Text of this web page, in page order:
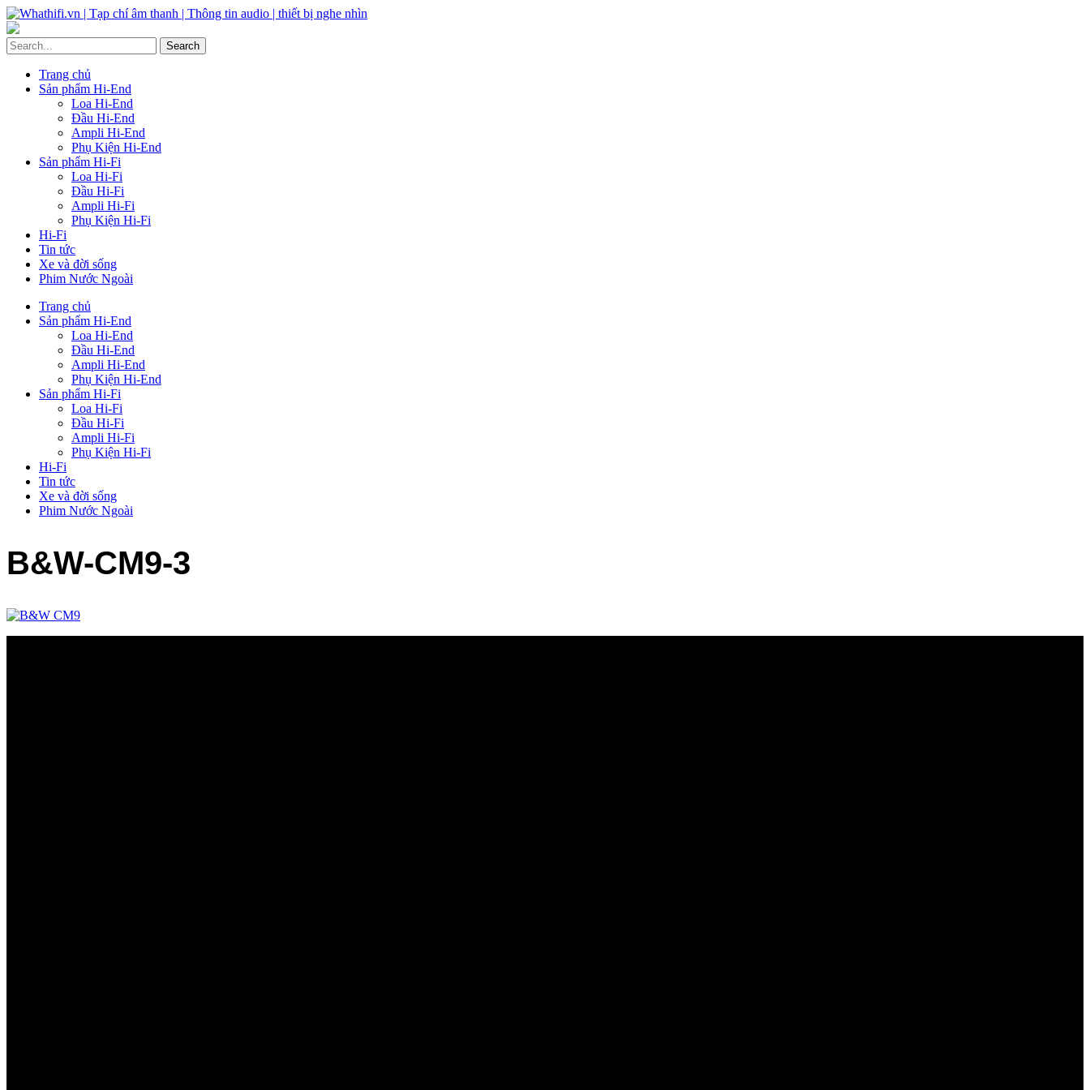
Trang chủ
Sản phẩm Hi-End
Loa Hi-End
Đầu Hi-End
Ampli Hi-End
Phụ Kiện Hi-End
Sản phẩm Hi-Fi
Loa Hi-Fi
Đầu Hi-Fi
Ampli Hi-Fi
Phụ Kiện Hi-Fi
Hi-Fi
Tin tức
Xe và đời sống
Phim Nước Ngoài
Trang chủ
Sản phẩm Hi-End
Loa Hi-End
Đầu Hi-End
Ampli Hi-End
Phụ Kiện Hi-End
Sản phẩm Hi-Fi
Loa Hi-Fi
Đầu Hi-Fi
Ampli Hi-Fi
Phụ Kiện Hi-Fi
Hi-Fi
Tin tức
Xe và đời sống
Phim Nước Ngoài
B&W-CM9-3